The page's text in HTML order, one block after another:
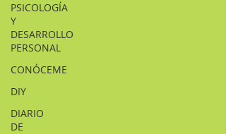
PSICOLOGÍA
Y
DESARROLLO
PERSONAL
CONÓCEME
DIY
DIARIO
DE